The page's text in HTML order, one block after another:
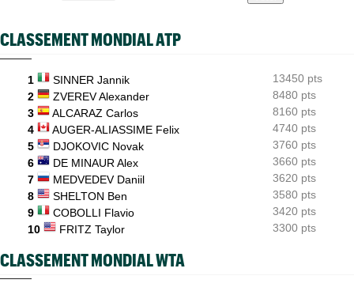
poules
15:33
WTA - Toronto
Coco Gauff : "Je soutiens la communauté trans, mais..."
CLASSEMENT MONDIAL ATP
1 SINNER Jannik
13450 pts
2
ZVEREV Alexander
8480 pts
3
ALCARAZ Carlos
8160 pts
4
AUGER-ALIASSIME Felix
4740 pts
5
DJOKOVIC Novak
3760 pts
6
DE MINAUR Alex
3660 pts
7
MEDVEDEV Daniil
3620 pts
8
SHELTON Ben
3580 pts
9
COBOLLI Flavio
3420 pts
10
FRITZ Taylor 3300 pts
CLASSEMENT MONDIAL WTA